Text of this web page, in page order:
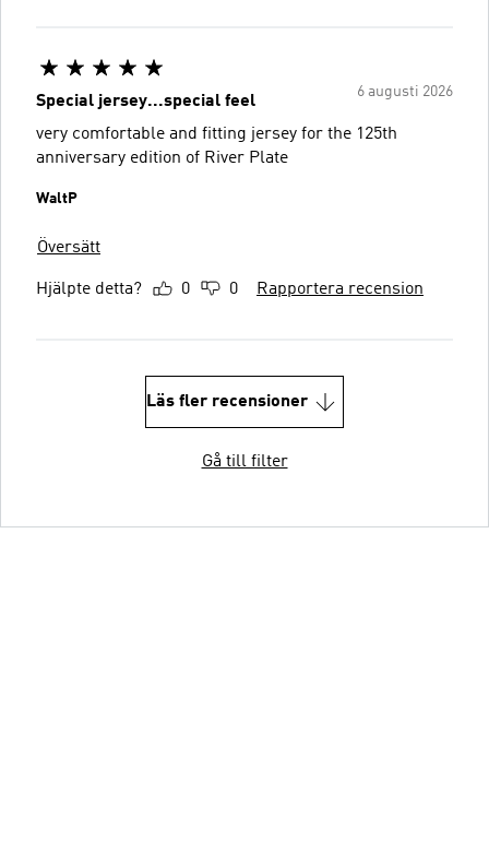
6 augusti 2026
Special jersey...special feel
very comfortable and fitting jersey for the 125th
anniversary edition of River Plate
WaltP
Översätt
Hjälpte detta? 0 0 Rapportera recension
Läs fler recensioner
Gå till filter